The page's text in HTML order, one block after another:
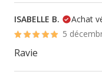
ISABELLE B.
Achat
5
Ravie